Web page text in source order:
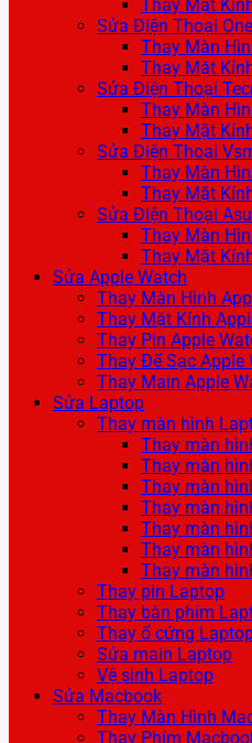
Thay Mặt
Sửa Điện Thoại
Thay Màn
Thay Mặt
Sửa Điện Thoại
Thay Màn
Thay Mặt
Sửa Điện Thoại
Thay Màn
Thay Mặt
Sửa Điện Thoại
Thay Màn
Thay Mặt
Sửa Apple Watch
Thay Màn Hình
Thay Mặt Kính
Thay Pin Apple
Thay Đế Sạc Apple
Thay Main Apple
Sửa Laptop
Thay màn hình
Thay màn
Thay màn
Thay màn
Thay màn
Thay màn
Thay màn
Thay màn
Thay pin Laptop
Thay bàn phím
Thay ổ cứng
Sửa main Laptop
Vệ sinh Laptop
Sửa Macbook
Thay Màn Hình
Thay Phím